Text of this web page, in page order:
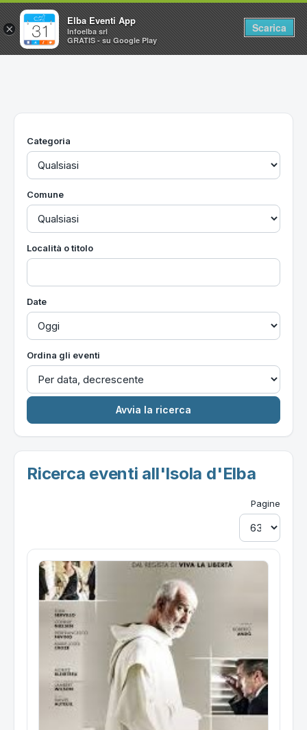
Home
Utilità
Categoria
Comune
Località o titolo
Date
Ordina gli eventi
Ricerca eventi all'Isola d'Elba
Pagine
×
Elba Eventi App
Infoelba srl
GRATIS - su Google Play
Scarica